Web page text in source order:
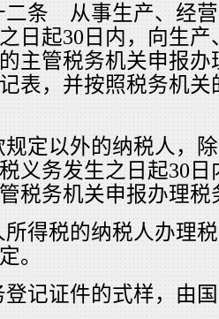
二条 从事生产、经
日起30日内，向生
主管税务机关申报
表，并按照税务机
规定以外的纳税人，
义务发生之日起30
税务机关申报办理税
所得税的纳税人办理
。
登记证件的式样，由